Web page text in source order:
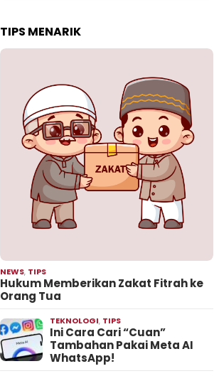
TIPS MENARIK
NEWS, TIPS
Hukum Memberikan Zakat Fitrah ke
Orang Tua
TEKNOLOGI, TIPS
Ini Cara Cari “Cuan”
Tambahan Pakai Meta AI
WhatsApp!